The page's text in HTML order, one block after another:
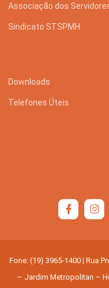
Associação dos
Sindicato STSPMH
Downloads
Telefones Úteis
Fone: (19) 3965-1400 | Rua
– Jardim Metropolitan –